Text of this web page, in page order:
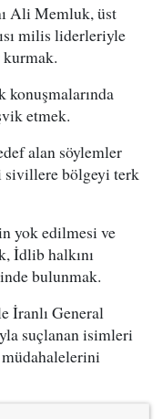
Ali Memluk, üst
milis liderleriyle
kurmak.
etmek.
alan söylemler
sivillere bölgeyi terk
yok edilmesi ve
İdlib halkını
bulunmak.
İranlı General
suçlanan isimleri